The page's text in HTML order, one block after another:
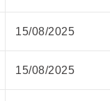
15/08/2025
15/08/2025